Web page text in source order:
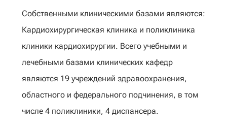
Собственными клиническими базами являются:
Кардиохирургическая клиника и поликлиника
клиники кардиохирургии. Всего учебными и
лечебными базами клинических кафедр
являются 19 учреждений здравоохранения,
областного и федерального подчинения, в том
числе 4 поликлиники, 4 диспансера.